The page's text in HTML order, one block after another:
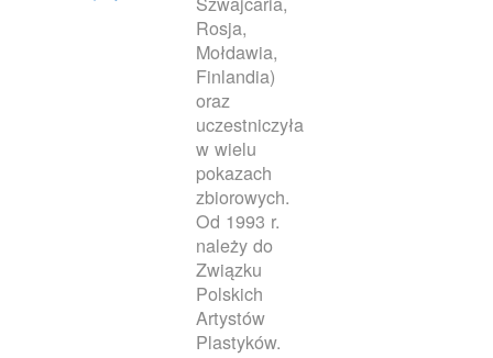
Rosja,
Mołdawia,
Finlandia)
oraz
uczestniczyła
w wielu
pokazach
zbiorowych.
Od 1993 r.
należy do
Związku
Polskich
Artystów
Plastyków.